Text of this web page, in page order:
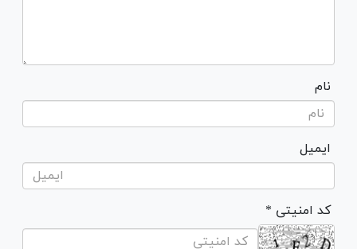
نام
ایمیل
* کد امنیتی